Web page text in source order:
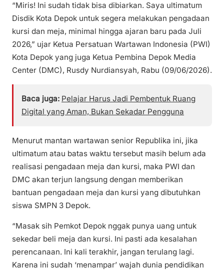
“Miris! Ini sudah tidak bisa dibiarkan. Saya ultimatum
Disdik Kota Depok untuk segera melakukan pengadaan
kursi dan meja, minimal hingga ajaran baru pada Juli
2026,” ujar Ketua Persatuan Wartawan Indonesia (PWI)
Kota Depok yang juga Ketua Pembina Depok Media
Center (DMC), Rusdy Nurdiansyah, Rabu (09/06/2026).
Baca juga: Pelajar Harus Jadi Pembentuk Ruang
Digital yang Aman, Bukan Sekadar Pengguna
Menurut mantan wartawan senior Republika ini, jika
ultimatum atau batas waktu tersebut masih belum ada
realisasi pengadaan meja dan kursi, maka PWI dan
DMC akan terjun langsung dengan memberikan
bantuan pengadaan meja dan kursi yang dibutuhkan
siswa SMPN 3 Depok.
“Masak sih Pemkot Depok nggak punya uang untuk
sekedar beli meja dan kursi. Ini pasti ada kesalahan
perencanaan. Ini kali terakhir, jangan terulang lagi.
Karena ini sudah ‘menampar’ wajah dunia pendidikan